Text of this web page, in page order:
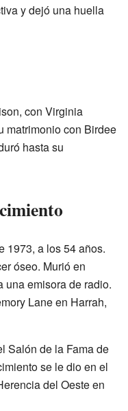
y dejó una huella
con Virginia
matrimonio con Birdee
hasta su
1973, a los 54 años.
óseo. Murió en
una emisora de radio.
Lane en Harrah,
Salón de la Fama de
se le dio en el
del Oeste en